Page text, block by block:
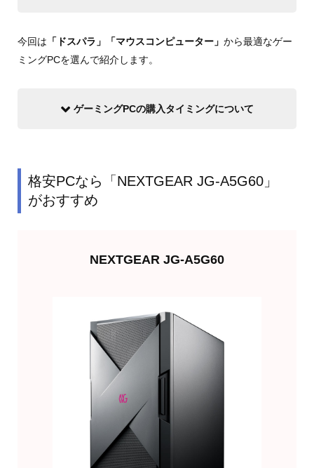
今回は 「ドスパラ」「マウスコンピューター」 から最適なゲー
ミングPCを選んで紹介します。
ゲーミングPCの購入タイミングについて
格安PCなら「NEXTGEAR JG-A5G60」
がおすすめ
NEXTGEAR JG-A5G60